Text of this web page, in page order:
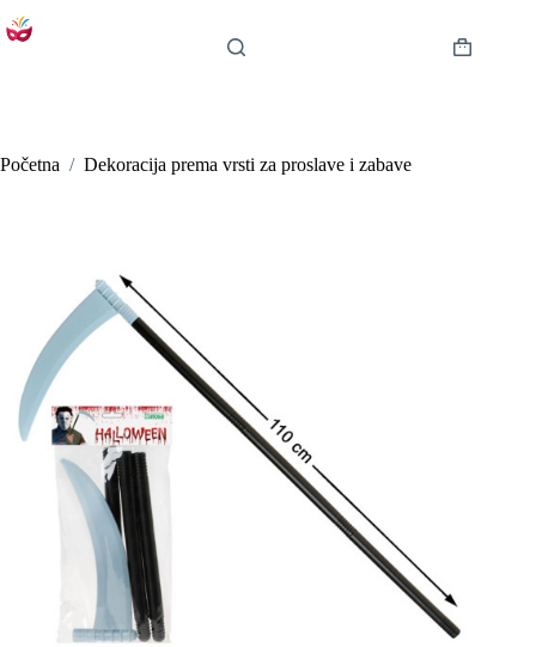
na
Košarica
Početna / Dekoracija prema vrsti za proslave i zabave